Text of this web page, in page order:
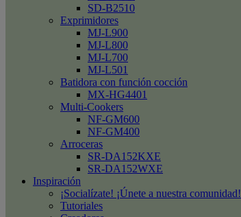
SD-B2510
Exprimidores
MJ-L900
MJ-L800
MJ-L700
MJ-L501
Batidora con función cocción
MX-HG4401
Multi-Cookers
NF-GM600
NF-GM400
Arroceras
SR-DA152KXE
SR-DA152WXE
Inspiración
¡Socialízate! ¡Únete a nuestra comunidad!
Tutoriales